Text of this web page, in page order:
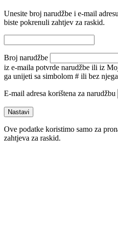
Unesite broj narudžbe i e-mail
biste pokrenuli zahtjev za raskid.
Broj narudžbe
iz e-maila potvrde narudžbe ili iz
ga unijeti sa simbolom # ili bez
E-mail adresa korištena za narudžbu
Nastavi
Ove podatke koristimo samo za
zahtjeva za raskid.